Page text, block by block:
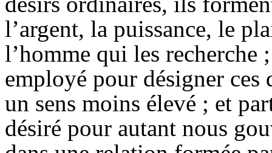
l’argent, la puissance, le
l’homme qui les
employé pour désigner ces
un sens moins élevé ; et
désiré pour autant nous